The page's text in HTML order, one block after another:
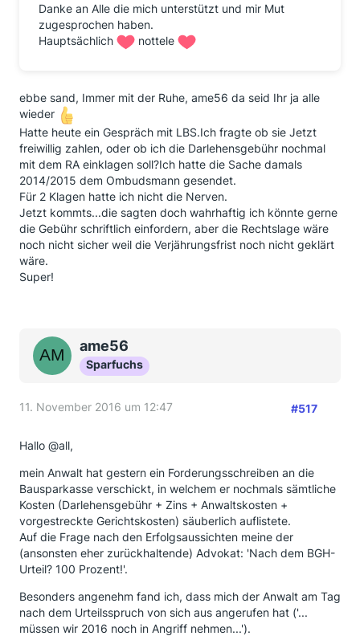
Danke an Alle die mich unterstützt und mir Mut
zugesprochen haben.
Hauptsächlich
nottele
ebbe sand, Immer mit der Ruhe, ame56 da seid Ihr ja alle
wieder
Hatte heute ein Gespräch mit LBS.Ich fragte ob sie Jetzt
freiwillig zahlen, oder ob ich die Darlehensgebühr nochmal
mit dem RA einklagen soll?Ich hatte die Sache damals
2014/2015 dem Ombudsmann gesendet.
Für 2 Klagen hatte ich nicht die Nerven.
Jetzt kommts...die sagten doch wahrhaftig ich könnte gerne
die Gebühr schriftlich einfordern, aber die Rechtslage wäre
noch nicht sicher weil die Verjährungsfrist noch nicht geklärt
wäre.
Super!
ame56
Sparfuchs
11. November 2016 um 12:47 #517
Hallo @all,
mein Anwalt hat gestern ein Forderungsschreiben an die
Bausparkasse verschickt, in welchem er nochmals sämtliche
Kosten (Darlehensgebühr + Zins + Anwaltskosten +
vorgestreckte Gerichtskosten) säuberlich auflistete.
Auf die Frage nach den Erfolgsaussichten meine der
(ansonsten eher zurückhaltende) Advokat: 'Nach dem BGH-
Urteil? 100 Prozent!'.
Besonders angenehm fand ich, dass mich der Anwalt am Tag
nach dem Urteilsspruch von sich aus angerufen hat ('...
müssen wir 2016 noch in Angriff nehmen...').